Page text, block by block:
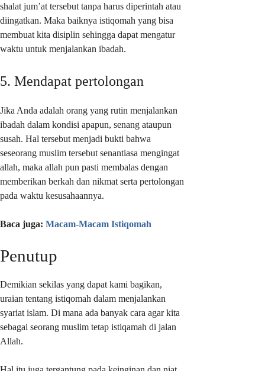
shalat jum’at tersebut tanpa harus diperintah atau
diingatkan. Maka baiknya istiqomah yang bisa
membuat kita disiplin sehingga dapat mengatur
waktu untuk menjalankan ibadah.
5. Mendapat pertolongan
Jika Anda adalah orang yang rutin menjalankan
ibadah dalam kondisi apapun, senang ataupun
susah. Hal tersebut menjadi bukti bahwa
seseorang muslim tersebut senantiasa mengingat
allah, maka allah pun pasti membalas dengan
memberikan berkah dan nikmat serta pertolongan
pada waktu kesusahaannya.
Baca juga: Macam-Macam Istiqomah
Penutup
Demikian sekilas yang dapat kami bagikan,
uraian tentang istiqomah dalam menjalankan
syariat islam. Di mana ada banyak cara agar kita
sebagai seorang muslim tetap istiqamah di jalan
Allah.